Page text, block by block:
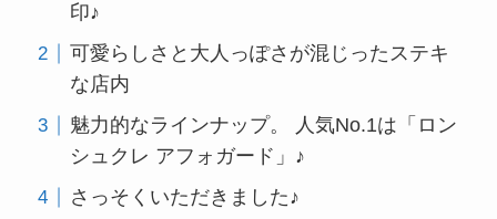
印♪
可愛らしさと大人っぽさが混じったステキ
な店内
魅力的なラインナップ。 人気No.1は「ロン
シュクレ アフォガード」♪
さっそくいただきました♪